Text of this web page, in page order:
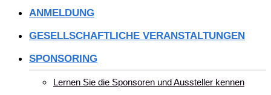
ANMELDUNG
GESELLSCHAFTLICHE VERANSTALTUNGEN
SPONSORING
Lernen Sie die Sponsoren und Aussteller kennen